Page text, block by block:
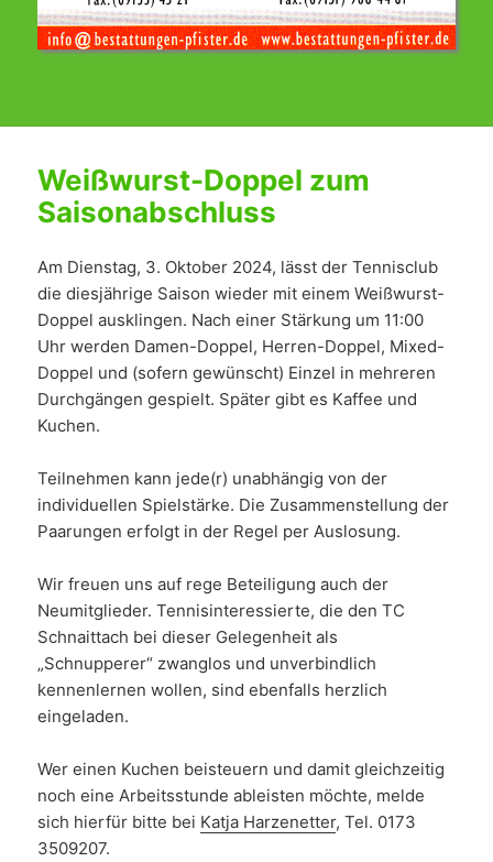
Weißwurst-Doppel zum
Saisonabschluss
Am Dienstag, 3. Oktober 2024, lässt der Tennisclub
die diesjährige Saison wieder mit einem Weißwurst-
Doppel ausklingen. Nach einer Stärkung um 11:00
Uhr werden Damen-Doppel, Herren-Doppel, Mixed-
Doppel und (sofern gewünscht) Einzel in mehreren
Durchgängen gespielt. Später gibt es Kaffee und
Kuchen.
Teilnehmen kann jede(r) unabhängig von der
individuellen Spielstärke. Die Zusammenstellung der
Paarungen erfolgt in der Regel per Auslosung.
Wir freuen uns auf rege Beteiligung auch der
Neumitglieder. Tennisinteressierte, die den TC
Schnaittach bei dieser Gelegenheit als
„Schnupperer“ zwanglos und unverbindlich
kennenlernen wollen, sind ebenfalls herzlich
eingeladen.
Wer einen Kuchen beisteuern und damit gleichzeitig
noch eine Arbeitsstunde ableisten möchte, melde
sich hierfür bitte bei Katja Harzenetter, Tel. 0173
3509207.